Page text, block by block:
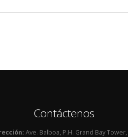
Contáctenos
Ave. Balboa, P.H. Grand Bay